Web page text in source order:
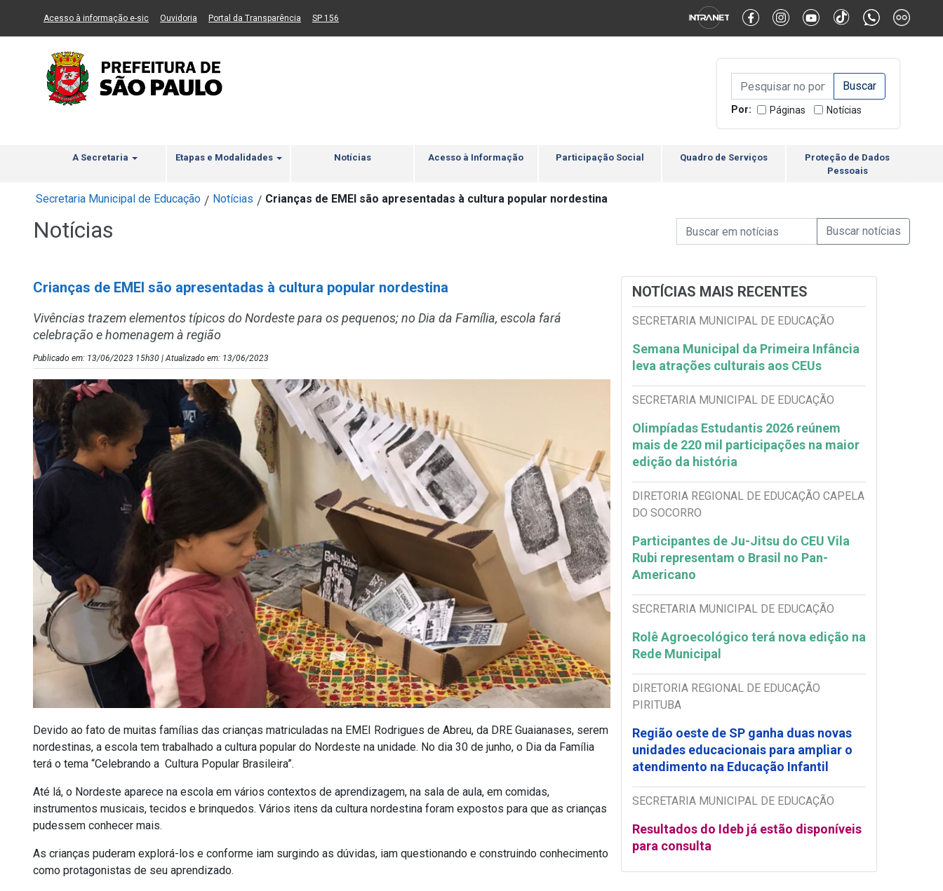
Ir ao Conteúdo Ir para menu principal 2 Ir para busca Ir para rodapé Alternar Alto Contraste Alternar Tamanho da Fonte
Acesso à informação e-sic(Link para um novo sítio)
Ouvidoria (Link para um novo sítio)
Portal da Transparência (Link para um novo sítio)
SP 156
Campo de Busca de
Campo de Busca de informaçõesEnviar a Busca
Por: Páginas Notícias
A Secretaria Etapas e Modalidades Notícias Acesso à Informação Participação Social Quadro de Serviços
Proteção de Dados
Pessoais
Secretaria Municipal de Educação / Notícias / Crianças de EMEI são apresentadas à cultura popular nordestina
Notícias Campo de Busca de Notícias
Campo de Busca de informaçõesEnviar a Busca de
Crianças de EMEI são apresentadas à cultura popular nordestina
Vivências trazem elementos típicos do Nordeste para os pequenos; no Dia da Família, escola fará
celebração e homenagem à região
Publicado em: 13/06/2023 15h30 | Atualizado em: 13/06/2023
Devido ao fato de muitas famílias das crianças matriculadas na EMEI Rodrigues de Abreu, da DRE Guaianases, serem
nordestinas, a escola tem trabalhado a cultura popular do Nordeste na unidade. No dia 30 de junho, o Dia da Família
terá o tema “Celebrando a Cultura Popular Brasileira”.
Até lá, o Nordeste aparece na escola em vários contextos de aprendizagem, na sala de aula, em comidas,
instrumentos musicais, tecidos e brinquedos. Vários itens da cultura nordestina foram expostos para que as crianças
pudessem conhecer mais.
As crianças puderam explorá-los e conforme iam surgindo as dúvidas, iam questionando e construindo conhecimento
como protagonistas de seu aprendizado.
NOTÍCIAS MAIS RECENTES
SECRETARIA MUNICIPAL DE EDUCAÇÃO
Semana Municipal da Primeira Infância
leva atrações culturais aos CEUs
SECRETARIA MUNICIPAL DE EDUCAÇÃO
Olimpíadas Estudantis 2026 reúnem
mais de 220 mil participações na maior
edição da história
DIRETORIA REGIONAL DE EDUCAÇÃO CAPELA
DO SOCORRO
Participantes de Ju-Jitsu do CEU Vila
Rubi representam o Brasil no Pan-
Americano
SECRETARIA MUNICIPAL DE EDUCAÇÃO
Rolê Agroecológico terá nova edição na
Rede Municipal
DIRETORIA REGIONAL DE EDUCAÇÃO
PIRITUBA
Região oeste de SP ganha duas novas
unidades educacionais para ampliar o
atendimento na Educação Infantil
SECRETARIA MUNICIPAL DE EDUCAÇÃO
Resultados do Ideb já estão disponíveis
para consulta